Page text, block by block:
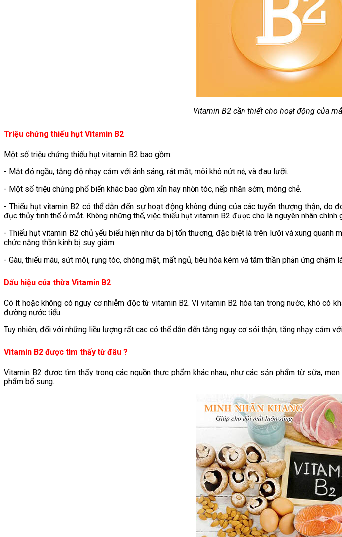
Vitamin B2 cần thiết cho hoạt động của
Triệu chứng thiếu hụt Vitamin B2
Một số triệu chứng thiếu hụt vitamin B2 bao gồm:
- Mắt đỏ ngầu, tăng độ nhạy cảm với ánh sáng, rát mắt, môi khô nứt nẻ, và đau lưỡi.
- Một số triệu chứng phổ biến khác bao gồm xỉn hay nhờn tóc, nếp nhăn sớm, móng chẻ.
- Thiếu hụt vitamin B2 có thể dẫn đến sự hoạt động không đúng của các tuyến thượng thận, do
đục thủy tinh thể ở mắt. Không những thế, việc thiếu hụt vitamin B2 được cho là nguyên nhân
- Thiếu hụt vitamin B2 chủ yếu biểu hiện như da bị tổn thương, đặc biệt là trên lưỡi và xung
chức năng thần kinh bị suy giảm.
- Gàu, thiếu máu, sứt môi, rụng tóc, chóng mặt, mất ngủ, tiêu hóa kém và tâm thần phản ứng
Dấu hiệu của thừa Vitamin B2
Có ít hoặc không có nguy cơ nhiễm độc từ vitamin B2. Vì vitamin B2 hòa tan trong nước, khó
đường nước tiểu.
Tuy nhiên, đối với những liều lượng rất cao có thể dẫn đến tăng nguy cơ sỏi thận, tăng nhạy cảm
Vitamin B2 được tìm thấy từ đâu ?
Vitamin B2 được tìm thấy trong các nguồn thực phẩm khác nhau, như các sản phẩm từ sữa,
phẩm bổ sung.